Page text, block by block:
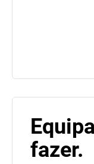
fazer.